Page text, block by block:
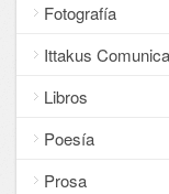
Fotografía
Ittakus
Libros
Poesía
Prosa